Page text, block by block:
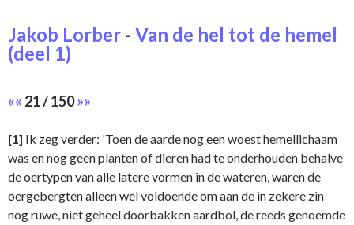
Jakob Lorber - Van de hel tot de hemel
(deel 1)
«« 21 / 150»»
[1] Ik zeg verder: 'Toen de aarde nog een woest hemellichaam
was en nog geen planten of dieren had te onderhouden behalve
de oertypen van alle latere vormen in de wateren, waren de
oergebergten alleen wel voldoende om aan de in zekere zin
nog ruwe, niet geheel doorbakken aardbol, de reeds genoemde